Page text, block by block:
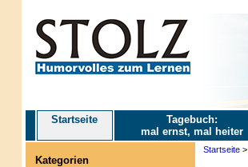
Startseite
Tagebuch:
mal ernst, mal heiter
Kategorien
Startseite>